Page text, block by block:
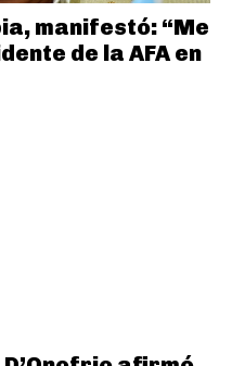
manifestó: “Me
de la AFA en